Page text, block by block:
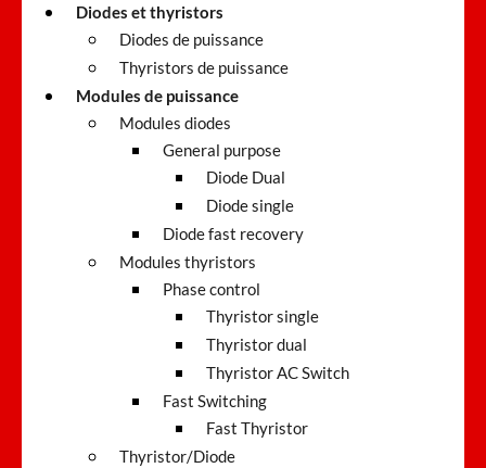
Diodes et thyristors
Diodes de puissance
Thyristors de puissance
Modules de puissance
Modules diodes
General purpose
Diode Dual
Diode single
Diode fast recovery
Modules thyristors
Phase control
Thyristor single
Thyristor dual
Thyristor AC Switch
Fast Switching
Fast Thyristor
Thyristor/Diode